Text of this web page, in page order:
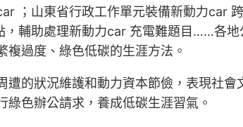
；山東省行政工作單元裝備新動力car
，輔助處理新動力car 充電難題目……各
複過度、綠色低碳的生涯方法。
遭的狀況維護和動力資本節儉，表現社
綠色辦公請求，養成低碳生涯習氣。